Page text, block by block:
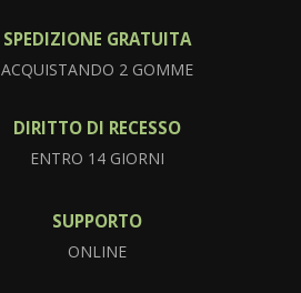
SPEDIZIONE GRATUITA
ACQUISTANDO 2 GOMME
DIRITTO DI RECESSO
ENTRO 14 GIORNI
SUPPORTO
ONLINE